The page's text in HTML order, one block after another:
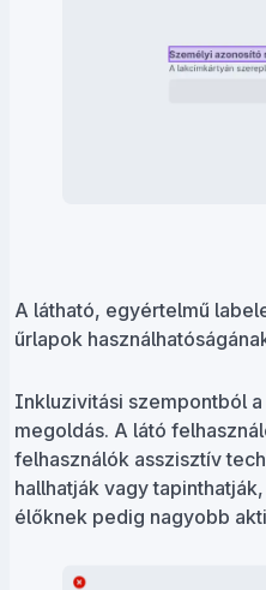
A látható, egyértelmű
űrlapok
Inkluzivitási szempontból
megoldás. A látó
felhasználók asszisztív
hallhatják vagy
élőknek pedig nagyobb